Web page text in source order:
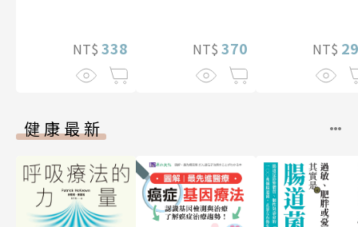
NT$ 338 NT$ 370 NT$
健康最新